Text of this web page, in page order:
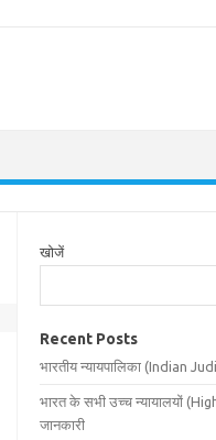
खोजें
Recent Posts
भारतीय न्यायपालिका (Indian
भारत के सभी उच्च न्यायालयों
जानकारी